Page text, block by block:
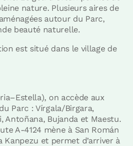
nature. Plusieurs aires de
autour du Parc,
beauté naturelle.
est situé dans le village de
on accède aux
Parc : Vírgala/Birgara,
Antoñana, Bujanda et Maestu.
A-4124 mène à San Román
et permet d’arriver à